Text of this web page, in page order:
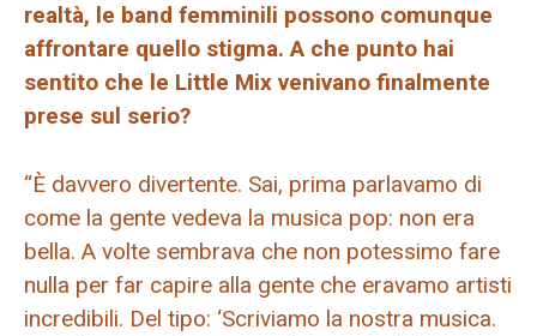
realtà, le band femminili possono comunque
affrontare quello stigma. A che punto hai
sentito che le Little Mix venivano finalmente
prese sul serio?
“È davvero divertente. Sai, prima parlavamo di
come la gente vedeva la musica pop: non era
bella. A volte sembrava che non potessimo fare
nulla per far capire alla gente che eravamo artisti
incredibili. Del tipo: ‘Scriviamo la nostra musica.